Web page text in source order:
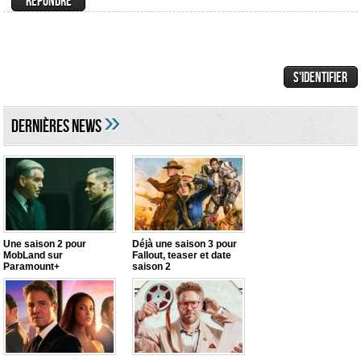
DERNIÈRES NEWS»
Une saison 2 pour
MobLand sur
Paramount+
Déjà une saison 3 pour
Fallout, teaser et date
saison 2